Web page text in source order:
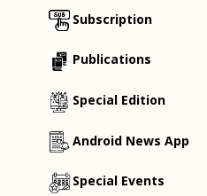
Subscription
Publications
Special Edition
Android News App
Special Events